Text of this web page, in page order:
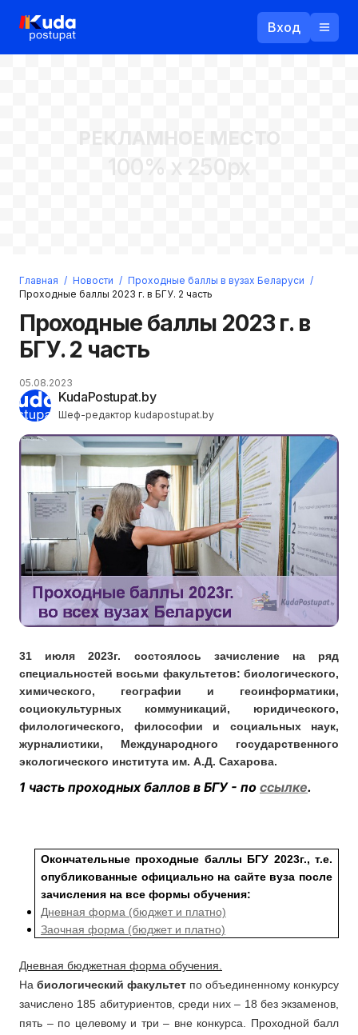
Вход
Войти
Регистрация
Прислать пароль
РЕКЛАМНОЕ МЕСТО
100% x 250px
Главная / Новости / Проходные баллы в вузах Беларуси /
Проходные баллы 2023 г. в БГУ. 2 часть
Проходные баллы 2023 г. в
БГУ. 2 часть
KudaPostupat.by
Шеф-редактор kudapostupat.by
05.08.2023
31 июля 2023г. состоялось зачисление на ряд
специальностей восьми факультетов: биологического,
химического, географии и геоинформатики,
социокультурных коммуникаций, юридического,
филологического, философии и социальных наук,
журналистики, Международного государственного
экологического института им. А.Д. Сахарова.
1 часть проходных баллов в БГУ - по ссылке.
Окончательные проходные баллы БГУ 2023г., т.е.
опубликованные официально на сайте вуза после
зачисления на все формы обучения:
Дневная форма (бюджет и платно)
Заочная форма (бюджет и платно)
Дневная бюджетная форма обучения.
На биологический факультет по объединенному конкурсу
зачислено 185 абитуриентов, среди них – 18 без экзаменов,
пять – по целевому и три – вне конкурса. Проходной балл